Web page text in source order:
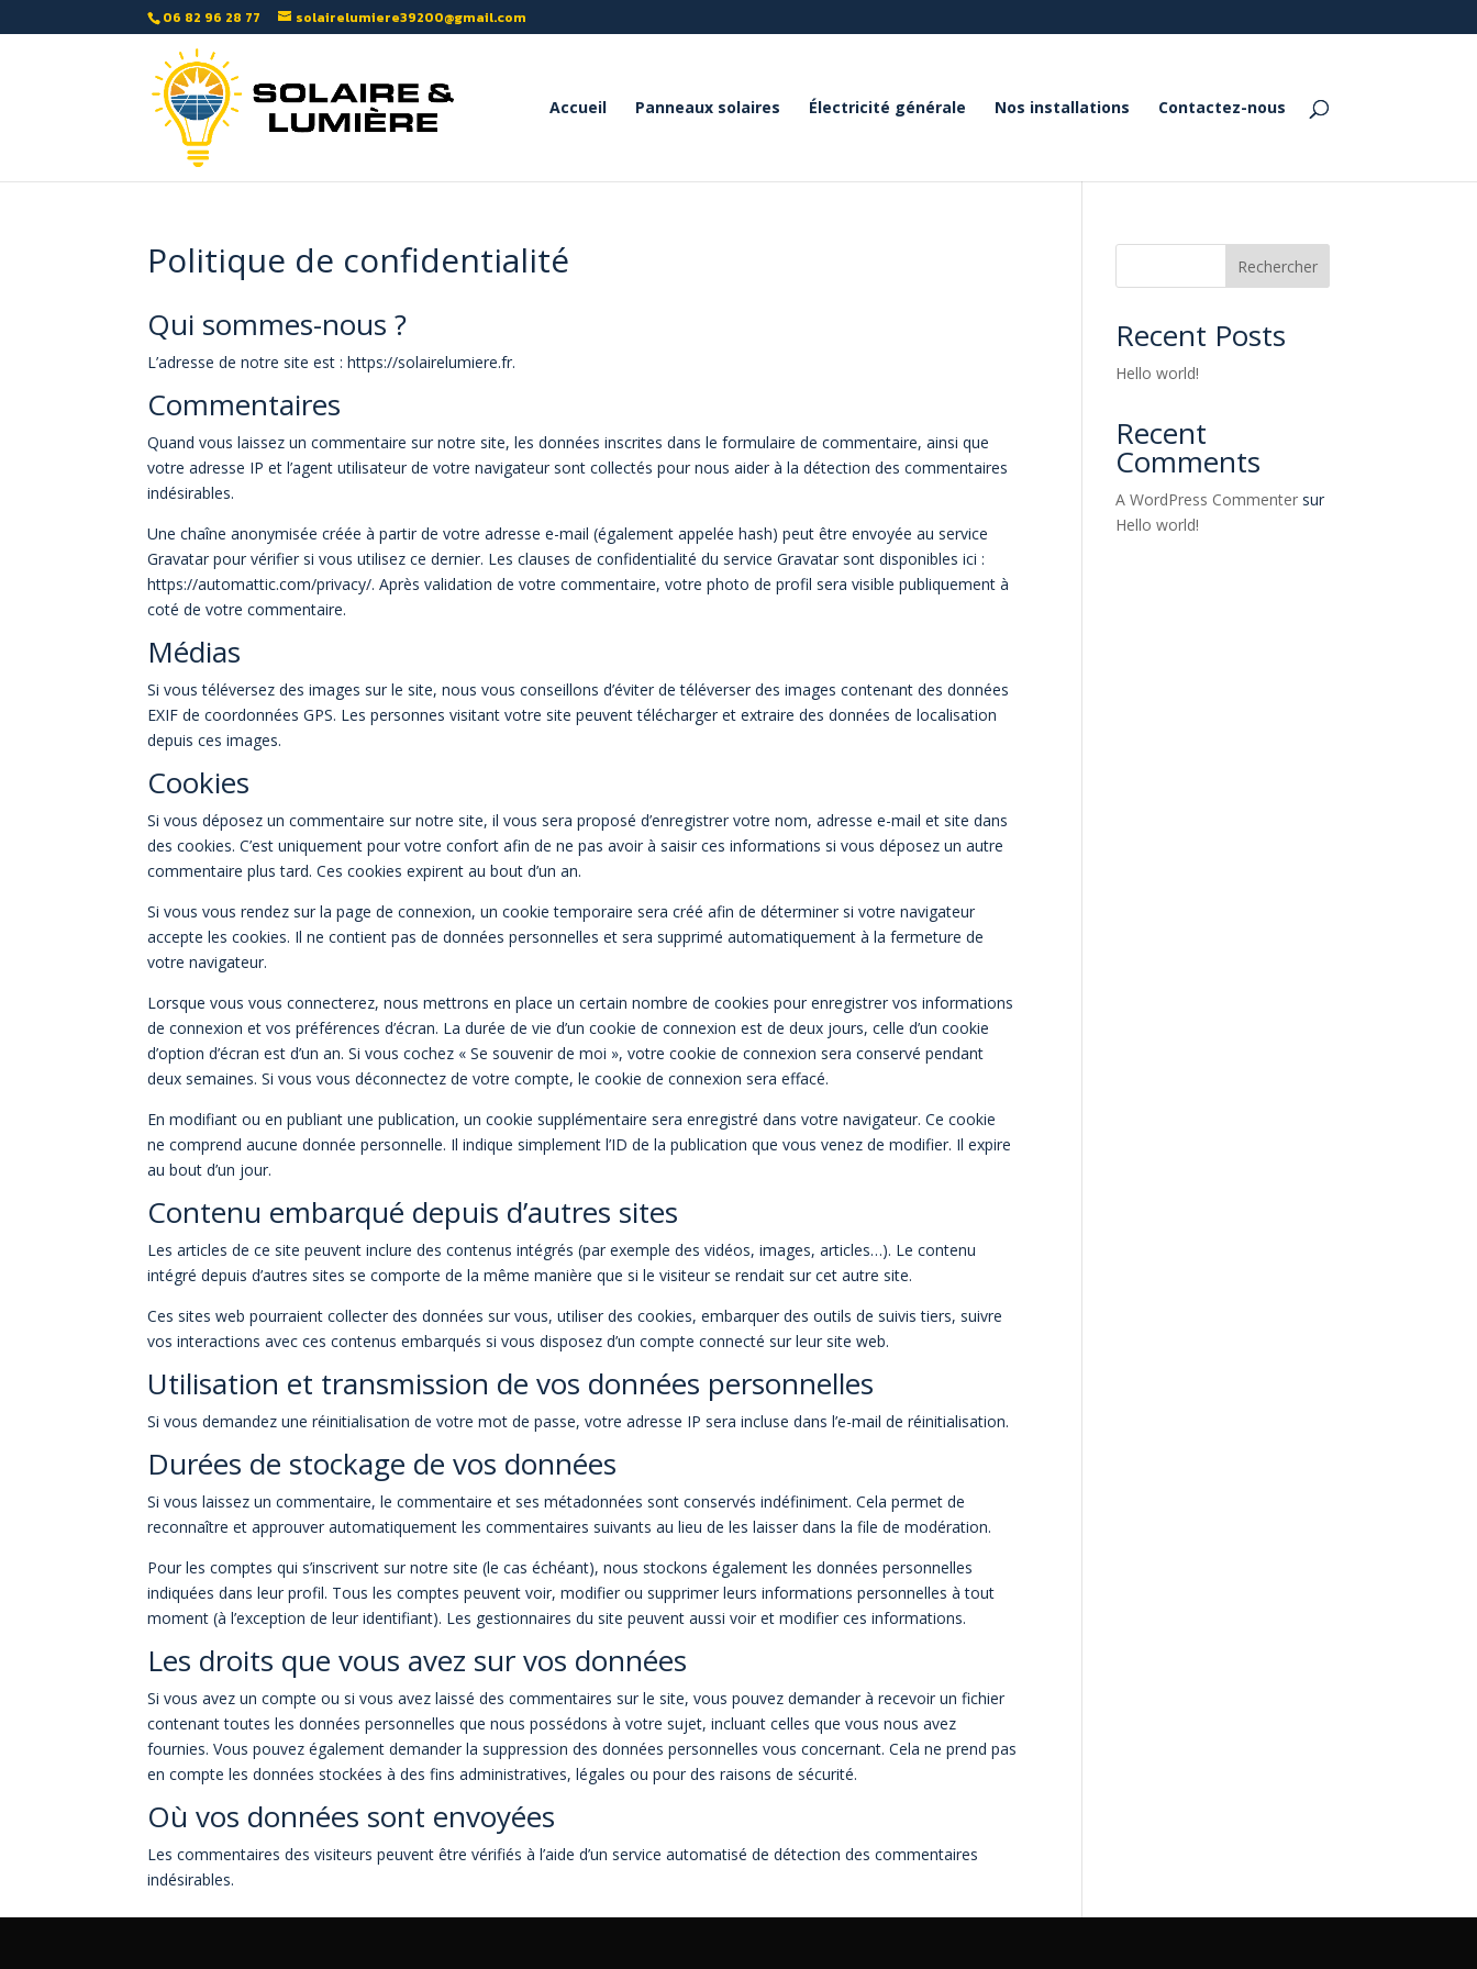
06 82 96 28 77 solairelumiere39200@gmail.com
Accueil Panneaux solaires Électricité générale Nos installations Contactez-nous
Politique de confidentialité
Qui sommes-nous ?
L’adresse de notre site est : https://solairelumiere.fr.
Commentaires
Quand vous laissez un commentaire sur notre site, les données inscrites dans le formulaire de commentaire, ainsi que
votre adresse IP et l’agent utilisateur de votre navigateur sont collectés pour nous aider à la détection des commentaires
indésirables.
Une chaîne anonymisée créée à partir de votre adresse e-mail (également appelée hash) peut être envoyée au service
Gravatar pour vérifier si vous utilisez ce dernier. Les clauses de confidentialité du service Gravatar sont disponibles ici :
https://automattic.com/privacy/. Après validation de votre commentaire, votre photo de profil sera visible publiquement à
coté de votre commentaire.
Médias
Si vous téléversez des images sur le site, nous vous conseillons d’éviter de téléverser des images contenant des données
EXIF de coordonnées GPS. Les personnes visitant votre site peuvent télécharger et extraire des données de localisation
depuis ces images.
Cookies
Si vous déposez un commentaire sur notre site, il vous sera proposé d’enregistrer votre nom, adresse e-mail et site dans
des cookies. C’est uniquement pour votre confort afin de ne pas avoir à saisir ces informations si vous déposez un autre
commentaire plus tard. Ces cookies expirent au bout d’un an.
Si vous vous rendez sur la page de connexion, un cookie temporaire sera créé afin de déterminer si votre navigateur
accepte les cookies. Il ne contient pas de données personnelles et sera supprimé automatiquement à la fermeture de
votre navigateur.
Lorsque vous vous connecterez, nous mettrons en place un certain nombre de cookies pour enregistrer vos informations
de connexion et vos préférences d’écran. La durée de vie d’un cookie de connexion est de deux jours, celle d’un cookie
d’option d’écran est d’un an. Si vous cochez « Se souvenir de moi », votre cookie de connexion sera conservé pendant
deux semaines. Si vous vous déconnectez de votre compte, le cookie de connexion sera effacé.
En modifiant ou en publiant une publication, un cookie supplémentaire sera enregistré dans votre navigateur. Ce cookie
ne comprend aucune donnée personnelle. Il indique simplement l’ID de la publication que vous venez de modifier. Il expire
au bout d’un jour.
Contenu embarqué depuis d’autres sites
Les articles de ce site peuvent inclure des contenus intégrés (par exemple des vidéos, images, articles…). Le contenu
intégré depuis d’autres sites se comporte de la même manière que si le visiteur se rendait sur cet autre site.
Ces sites web pourraient collecter des données sur vous, utiliser des cookies, embarquer des outils de suivis tiers, suivre
vos interactions avec ces contenus embarqués si vous disposez d’un compte connecté sur leur site web.
Utilisation et transmission de vos données personnelles
Si vous demandez une réinitialisation de votre mot de passe, votre adresse IP sera incluse dans l’e-mail de réinitialisation.
Durées de stockage de vos données
Si vous laissez un commentaire, le commentaire et ses métadonnées sont conservés indéfiniment. Cela permet de
reconnaître et approuver automatiquement les commentaires suivants au lieu de les laisser dans la file de modération.
Pour les comptes qui s’inscrivent sur notre site (le cas échéant), nous stockons également les données personnelles
indiquées dans leur profil. Tous les comptes peuvent voir, modifier ou supprimer leurs informations personnelles à tout
moment (à l’exception de leur identifiant). Les gestionnaires du site peuvent aussi voir et modifier ces informations.
Les droits que vous avez sur vos données
Si vous avez un compte ou si vous avez laissé des commentaires sur le site, vous pouvez demander à recevoir un fichier
contenant toutes les données personnelles que nous possédons à votre sujet, incluant celles que vous nous avez
fournies. Vous pouvez également demander la suppression des données personnelles vous concernant. Cela ne prend pas
en compte les données stockées à des fins administratives, légales ou pour des raisons de sécurité.
Où vos données sont envoyées
Les commentaires des visiteurs peuvent être vérifiés à l’aide d’un service automatisé de détection des commentaires
indésirables.
Rechercher
Recent Posts
Hello world!
Recent
Comments
A WordPress Commenter sur
Hello world!